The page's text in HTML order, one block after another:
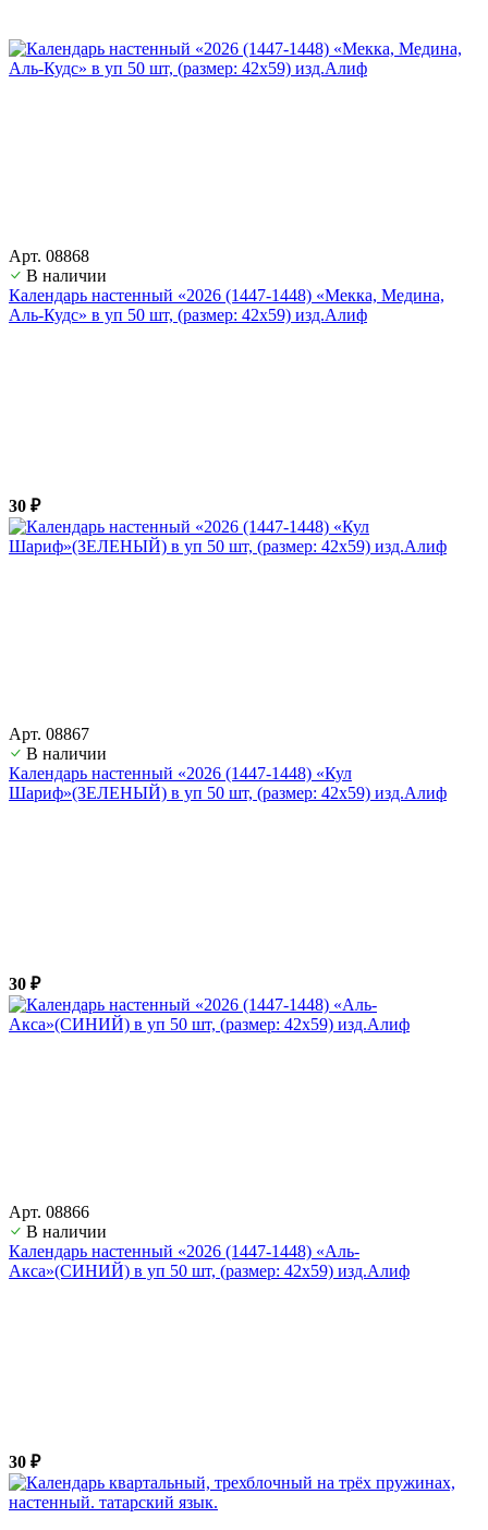
Арт. 08868
В наличии
Календарь настенный «2026 (1447-1448) «Мекка, Медина,
Аль-Кудс» в уп 50 шт, (размер: 42х59) изд.Алиф
30 ₽
Арт. 08867
В наличии
Календарь настенный «2026 (1447-1448) «Кул
Шариф»(ЗЕЛЕНЫЙ) в уп 50 шт, (размер: 42х59) изд.Алиф
30 ₽
Арт. 08866
В наличии
Календарь настенный «2026 (1447-1448) «Аль-
Акса»(СИНИЙ) в уп 50 шт, (размер: 42х59) изд.Алиф
30 ₽